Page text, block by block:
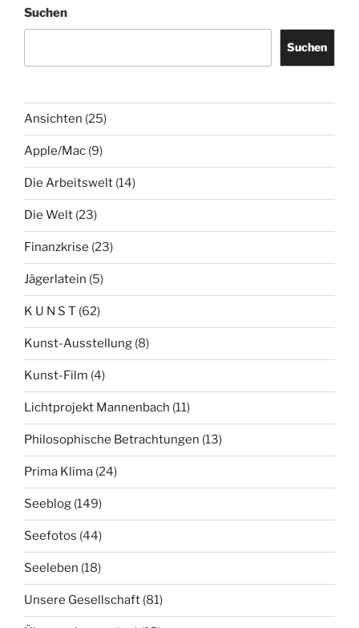
Suchen
Suchen
Ansichten (25)
Apple/Mac (9)
Die Arbeitswelt (14)
Die Welt (23)
Finanzkrise (23)
Jägerlatein (5)
K U N S T (62)
Kunst-Ausstellung (8)
Kunst-Film (4)
Lichtprojekt Mannenbach (11)
Philosophische Betrachtungen (13)
Prima Klima (24)
Seeblog (149)
Seefotos (44)
Seeleben (18)
Unsere Gesellschaft (81)